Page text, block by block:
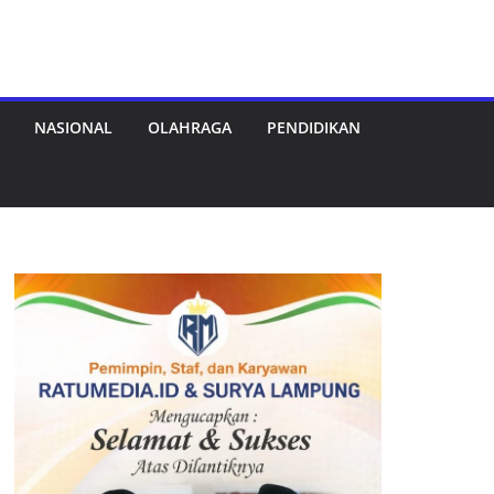
NASIONAL OLAHRAGA PENDIDIKAN